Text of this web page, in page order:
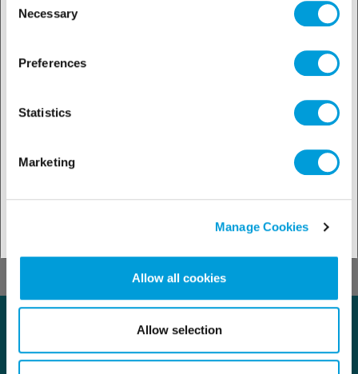
Selection
Necessary
Preferences
Statistics
Marketing
Manage Cookies
Allow all cookies
Allow selection
Contactați-ne
Găsiți persoana de contact